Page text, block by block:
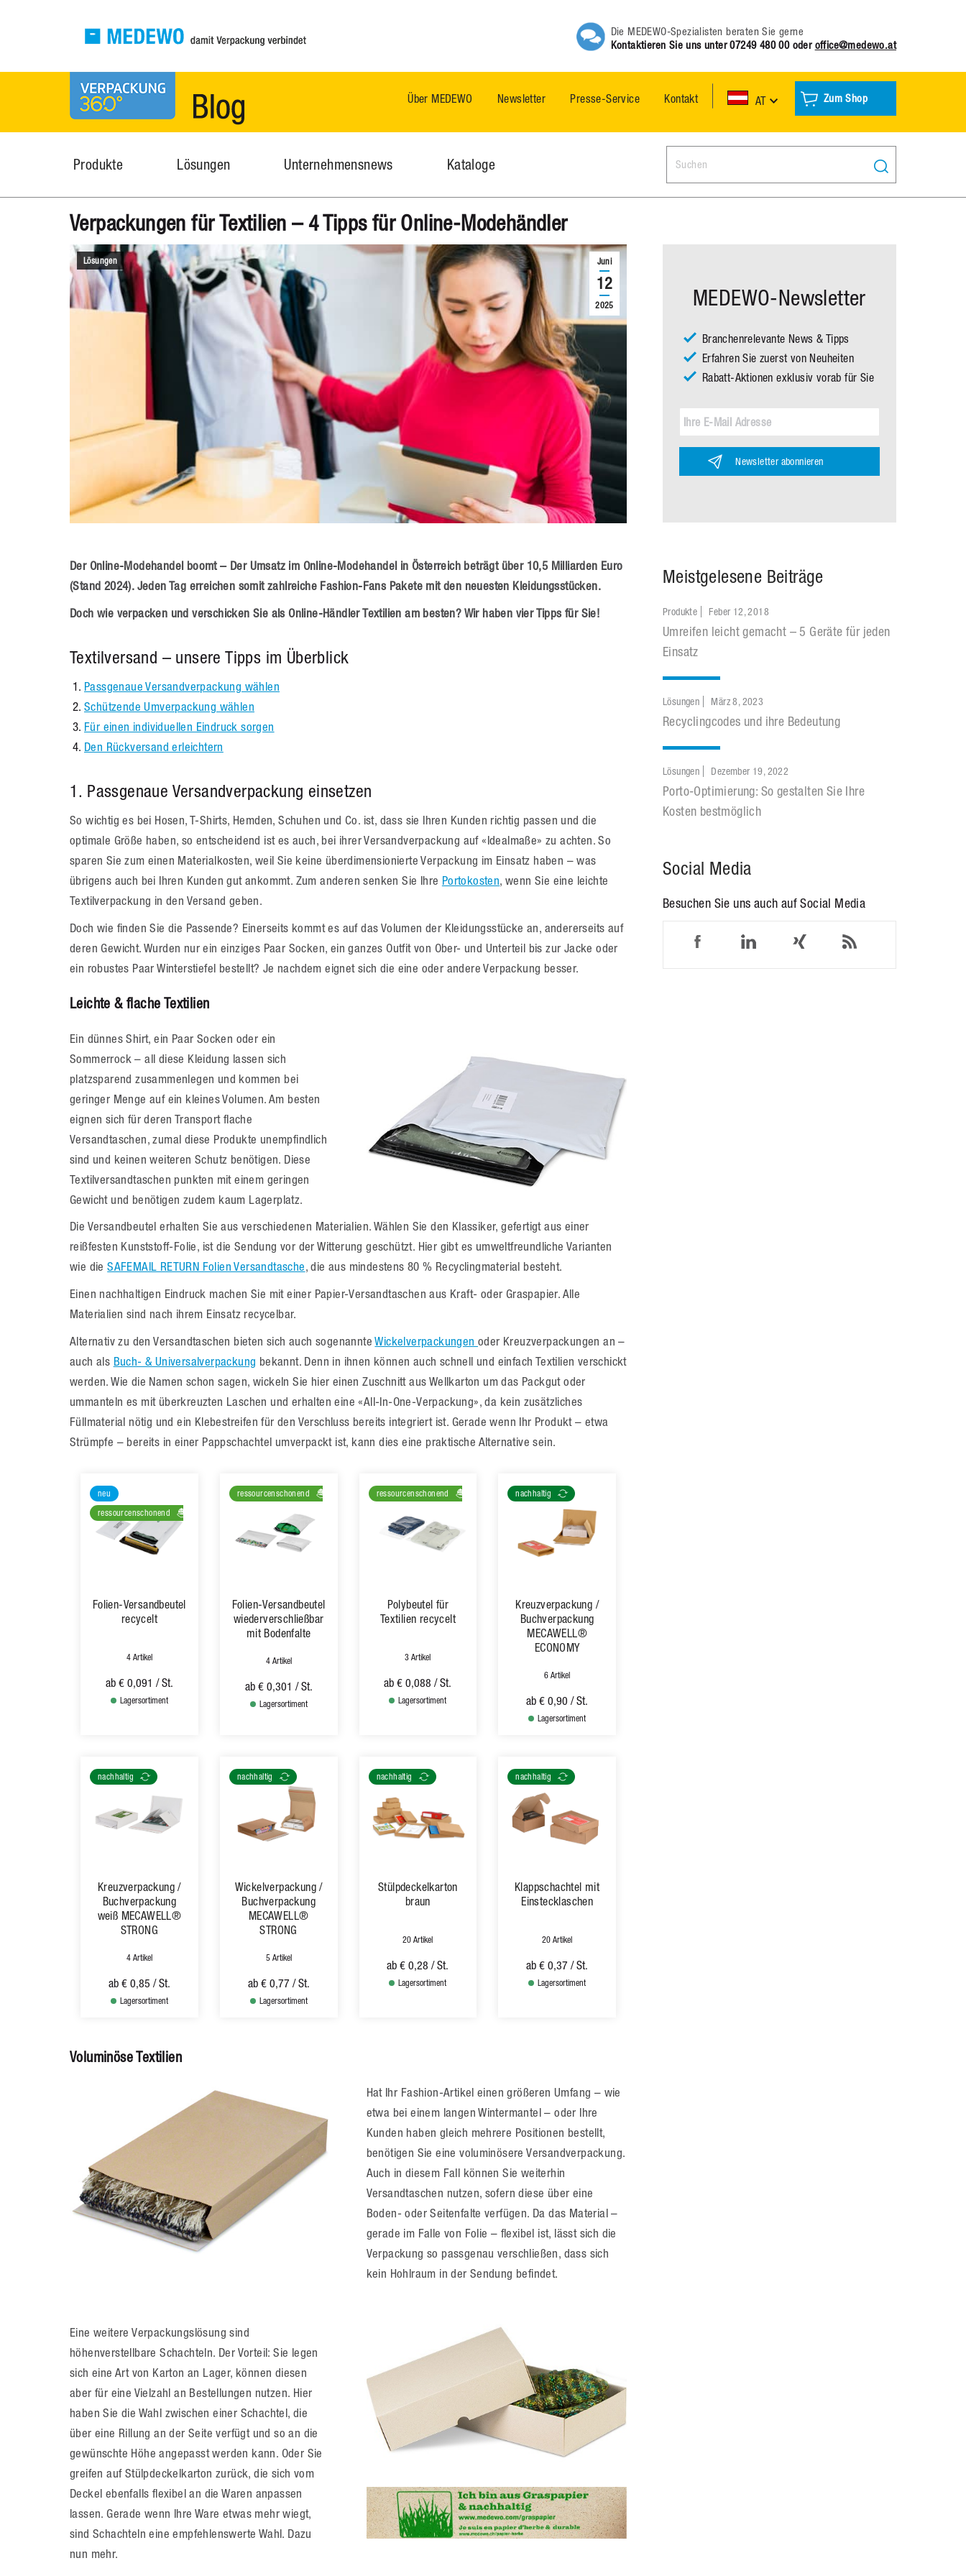
Die MEDEWO-Spezialisten beraten Sie gerne
Kontaktieren Sie uns unter07249 480 00oder office@medewo.at
MEDEWO Verpackungen
News Über MEDEWO Newsletter Presse-Service Kontakt AT Zum Shop
Produkte Lösungen Unternehmensnews Kataloge
Verpackungen für Textilien – 4 Tipps für Online-Modehändler
Juni
12
2025
Lösungen
Der Online-Modehandel boomt – Der Umsatz im Online-Modehandel in Österreich beträgt über 10,5 Milliarden Euro
(Stand 2024). Jeden Tag erreichen somit zahlreiche Fashion-Fans Pakete mit den neuesten Kleidungsstücken.
Doch wie verpacken und verschicken Sie als Online-Händler Textilien am besten? Wir haben vier Tipps für Sie!
Textilversand – unsere Tipps im Überblick
Passgenaue Versandverpackung wählen
Schützende Umverpackung wählen
Für einen individuellen Eindruck sorgen
Den Rückversand erleichtern
1. Passgenaue Versandverpackung einsetzen
So wichtig es bei Hosen, T-Shirts, Hemden, Schuhen und Co. ist, dass sie Ihren Kunden richtig passen und die
optimale Größe haben, so entscheidend ist es auch, bei ihrer Versandverpackung auf «Idealmaße» zu achten. So
sparen Sie zum einen Materialkosten, weil Sie keine überdimensionierte Verpackung im Einsatz haben – was
übrigens auch bei Ihren Kunden gut ankommt. Zum anderen senken Sie Ihre Portokosten, wenn Sie eine leichte
Textilverpackung in den Versand geben.
Doch wie finden Sie die Passende? Einerseits kommt es auf das Volumen der Kleidungsstücke an, andererseits auf
deren Gewicht. Wurden nur ein einziges Paar Socken, ein ganzes Outfit von Ober- und Unterteil bis zur Jacke oder
ein robustes Paar Winterstiefel bestellt? Je nachdem eignet sich die eine oder andere Verpackung besser.
Leichte & flache Textilien
Ein dünnes Shirt, ein Paar Socken oder ein
Sommerrock – all diese Kleidung lassen sich
platzsparend zusammenlegen und kommen bei
geringer Menge auf ein kleines Volumen. Am besten
eignen sich für deren Transport flache
Versandtaschen, zumal diese Produkte unempfindlich
sind und keinen weiteren Schutz benötigen. Diese
Textilversandtaschen punkten mit einem geringen
Gewicht und benötigen zudem kaum Lagerplatz.
Die Versandbeutel erhalten Sie aus verschiedenen Materialien. Wählen Sie den Klassiker, gefertigt aus einer
reißfesten Kunststoff-Folie, ist die Sendung vor der Witterung geschützt. Hier gibt es umweltfreundliche Varianten
wie dieSAFEMAIL RETURN Folien Versandtasche, die aus mindestens 80 % Recyclingmaterial besteht.
Einen nachhaltigen Eindruck machen Sie mit einer Papier-Versandtaschen aus Kraft- oder Graspapier. Alle
Materialien sind nach ihrem Einsatz recycelbar.
Alternativ zu den Versandtaschen bieten sich auch sogenannteWickelverpackungenoder Kreuzverpackungen an –
auch als Buch- & Universalverpackung bekannt. Denn in ihnen können auch schnell und einfach Textilien verschickt
werden. Wie die Namen schon sagen, wickeln Sie hier einen Zuschnitt aus Wellkarton um das Packgut oder
ummanteln es mit überkreuzten Laschen und erhalten eine «All-In-One-Verpackung», da kein zusätzliches
Füllmaterial nötig und ein Klebestreifen für den Verschluss bereits integriert ist. Gerade wenn Ihr Produkt – etwa
Strümpfe – bereits in einer Pappschachtel umverpackt ist, kann dies eine praktische Alternative sein.
neu
ressourcenschonend
Folien-Versandbeutel
recycelt
4 Artikel
ab € 0,091 / St.
Lagersortiment
ressourcenschonend
Folien-Versandbeutel
wiederverschließbar
mit Bodenfalte
4 Artikel
ab € 0,301 / St.
Lagersortiment
ressourcenschonend
Polybeutel für
Textilien recycelt
3 Artikel
ab€ 0,088 / St.
Lagersortiment
nachhaltig
Kreuzverpackung /
Buchverpackung
MECAWELL®
ECONOMY
6 Artikel
ab€ 0,90 / St.
Lagersortiment
nachhaltig
Kreuzverpackung /
Buchverpackung
weiß MECAWELL®
STRONG
4 Artikel
ab € 0,85 / St.
Lagersortiment
nachhaltig
Wickelverpackung /
Buchverpackung
MECAWELL®
STRONG
5 Artikel
ab € 0,77 / St.
Lagersortiment
nachhaltig
Stülpdeckelkarton
braun
20 Artikel
ab€ 0,28 / St.
Lagersortiment
nachhaltig
Klappschachtel mit
Einstecklaschen
20 Artikel
ab€ 0,37 / St.
Lagersortiment
Voluminöse Textilien
Hat Ihr Fashion-Artikel einen größeren Umfang – wie
etwa bei einem langen Wintermantel – oder Ihre
Kunden haben gleich mehrere Positionen bestellt,
benötigen Sie eine voluminösere Versandverpackung.
Auch in diesem Fall können Sie weiterhin
Versandtaschen nutzen, sofern diese über eine
Boden- oder Seitenfalte verfügen. Da das Material –
gerade im Falle von Folie – flexibel ist, lässt sich die
Verpackung so passgenau verschließen, dass sich
kein Hohlraum in der Sendung befindet.
Eine weitere Verpackungslösung sind
höhenverstellbare Schachteln. Der Vorteil: Sie legen
sich eine Art von Karton an Lager, können diesen
aber für eine Vielzahl an Bestellungen nutzen. Hier
haben Sie die Wahl zwischen einer Schachtel, die
über eine Rillung an der Seite verfügt und so an die
gewünschte Höhe angepasst werden kann. Oder Sie
greifen auf Stülpdeckelkarton zurück, die sich vom
Deckel ebenfalls flexibel an die Waren anpassen
lassen. Gerade wenn Ihre Ware etwas mehr wiegt,
sind Schachteln eine empfehlenswerte Wahl. Dazu
nun mehr.
MEDEWO-Newsletter
Branchenrelevante News & Tipps
Erfahren Sie zuerst von Neuheiten
Rabatt-Aktionen exklusiv vorab für Sie
Newsletter abonnieren
Meistgelesene Beiträge
Produkte Feber 12, 2018
Umreifen leicht gemacht – 5 Geräte für jeden
Einsatz
Lösungen März 8, 2023
Recyclingcodes und ihre Bedeutung
Lösungen Dezember 19, 2022
Porto-Optimierung: So gestalten Sie Ihre
Kosten bestmöglich
Social Media
Besuchen Sie uns auch auf Social Media